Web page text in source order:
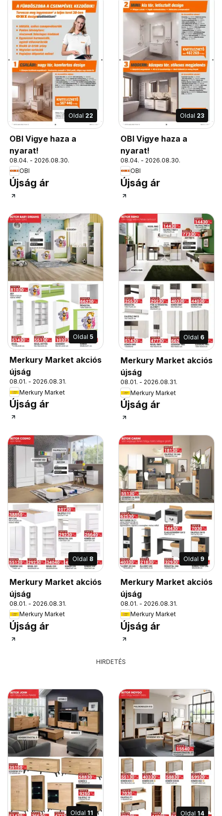
Oldal 22
OBI Vigye haza a
nyarat!
08.04. - 2026.08.30.
OBI
Újság ár
Oldal 23
OBI Vigye haza a
nyarat!
08.04. - 2026.08.30.
OBI
Újság ár
Oldal 5
Merkury Market akciós
újság
08.01. - 2026.08.31.
Merkury Market
Újság ár
Oldal 6
Merkury Market akciós
újság
08.01. - 2026.08.31.
Merkury Market
Újság ár
Oldal 8
Merkury Market akciós
újság
08.01. - 2026.08.31.
Merkury Market
Újság ár
Oldal 9
Merkury Market akciós
újság
08.01. - 2026.08.31.
Merkury Market
Újság ár
HIRDETÉS
Oldal 11 Oldal 14